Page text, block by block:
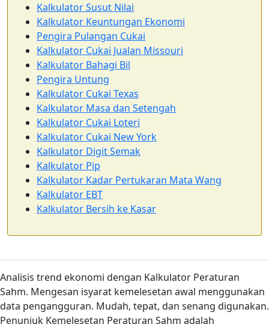
Kalkulator Susut Nilai
Kalkulator Keuntungan Ekonomi
Pengira Pulangan Cukai
Kalkulator Cukai Jualan Missouri
Kalkulator Bahagi Bil
Pengira Untung
Kalkulator Cukai Texas
Kalkulator Masa dan Setengah
Kalkulator Cukai Loteri
Kalkulator Cukai New York
Kalkulator Digit Semak
Kalkulator Pip
Kalkulator Kadar Pertukaran Mata Wang
Kalkulator EBT
Kalkulator Bersih ke Kasar
Analisis trend ekonomi dengan Kalkulator Peraturan
Sahm. Mengesan isyarat kemelesetan awal menggunakan
data pengangguran. Mudah, tepat, dan senang digunakan.
Penunjuk Kemelesetan Peraturan Sahm adalah